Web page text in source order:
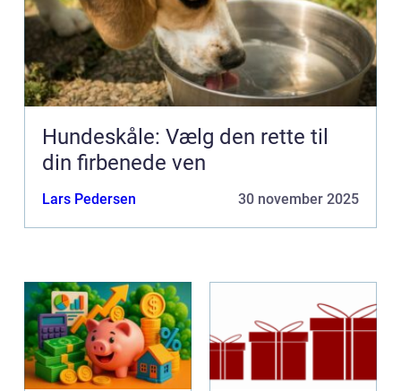
Hundeskåle: Vælg den rette til
din firbenede ven
Lars Pedersen 30 november 2025